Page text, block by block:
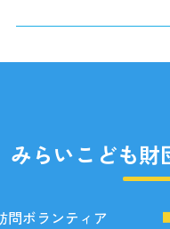
みらいこども財
問ボランティア